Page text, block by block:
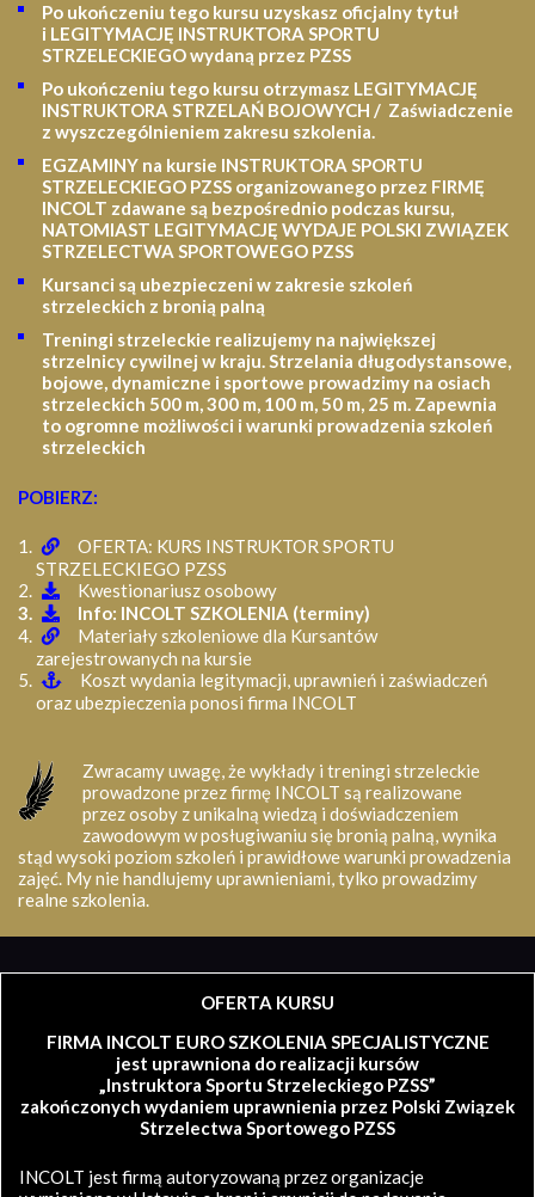
Po ukończeniu tego kursu uzyskasz oficjalny tytuł
i LEGITYMACJĘ INSTRUKTORA SPORTU
STRZELECKIEGO wydaną przez PZSS
Po ukończeniu tego kursu otrzymasz LEGITYMACJĘ
INSTRUKTORA STRZELAŃ BOJOWYCH / Zaświadczenie
z wyszczególnieniem zakresu szkolenia.
EGZAMINY na kursie INSTRUKTORA SPORTU
STRZELECKIEGO PZSS organizowanego przez FIRMĘ
INCOLT zdawane są bezpośrednio podczas kursu,
NATOMIAST LEGITYMACJĘ WYDAJE POLSKI ZWIĄZEK
STRZELECTWA SPORTOWEGO PZSS
Kursanci są ubezpieczeni w zakresie szkoleń
strzeleckich z bronią palną
Treningi strzeleckie realizujemy na największej
strzelnicy cywilnej w kraju. Strzelania długodystansowe,
bojowe, dynamiczne i sportowe prowadzimy na osiach
strzeleckich 500 m, 300 m, 100 m, 50 m, 25 m. Zapewnia
to ogromne możliwości i warunki prowadzenia szkoleń
strzeleckich
POBIERZ:
OFERTA: KURS INSTRUKTOR SPORTU
STRZELECKIEGO PZSS
Kwestionariusz osobowy
Info: INCOLT SZKOLENIA (terminy)
Materiały szkoleniowe dla Kursantów
zarejestrowanych na kursie
Koszt wydania legitymacji, uprawnień i zaświadczeń
oraz ubezpieczenia ponosi firma INCOLT
Zwracamy uwagę, że wykłady i treningi strzeleckie
prowadzone przez firmę INCOLT są realizowane
przez osoby z unikalną wiedzą i doświadczeniem
zawodowym w posługiwaniu się bronią palną, wynika
stąd wysoki poziom szkoleń i prawidłowe warunki prowadzenia
zajęć. My nie handlujemy uprawnieniami, tylko prowadzimy
realne szkolenia.
OFERTA KURSU
FIRMA INCOLT EURO SZKOLENIA SPECJALISTYCZNE
jest uprawniona do realizacji kursów
„Instruktora Sportu Strzeleckiego PZSS”
zakończonych wydaniem uprawnienia przez Polski Związek
Strzelectwa Sportowego PZSS
INCOLT jest firmą autoryzowaną przez organizacje